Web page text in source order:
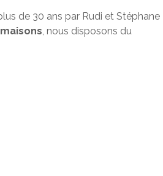
de 30 ans par Rudi et Stéphane
, nous disposons du